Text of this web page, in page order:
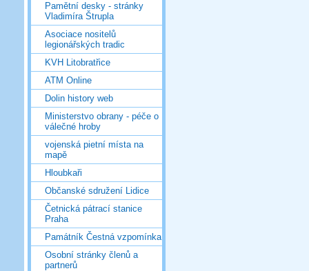
Pamětní desky - stránky
Vladimíra Štrupla
Asociace nositelů
legionářských tradic
KVH Litobratřice
ATM Online
Dolin history web
Ministerstvo obrany - péče o
válečné hroby
vojenská pietní místa na
mapě
Hloubkaři
Občanské sdružení Lidice
Četnická pátrací stanice
Praha
Památník Čestná vzpomínka
Osobní stránky členů a
partnerů